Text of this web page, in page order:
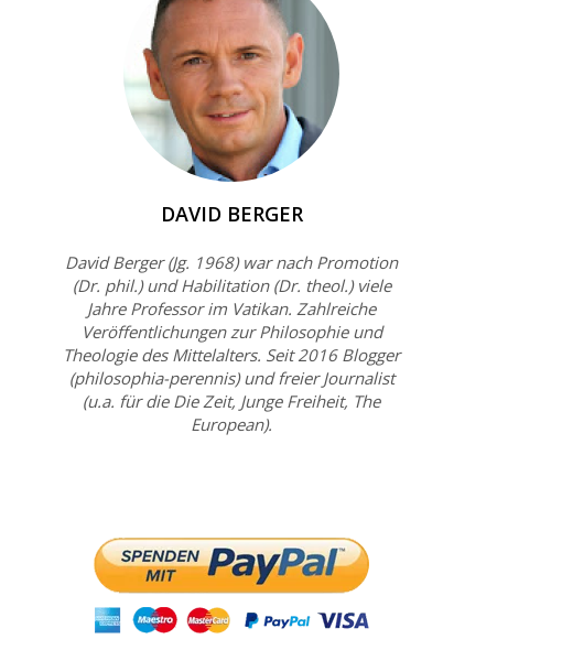
DAVID BERGER
David Berger (Jg. 1968) war nach Promotion
(Dr. phil.) und Habilitation (Dr. theol.) viele
Jahre Professor im Vatikan. Zahlreiche
Veröffentlichungen zur Philosophie und
Theologie des Mittelalters. Seit 2016 Blogger
(philosophia-perennis) und freier Journalist
(u.a. für die Die Zeit, Junge Freiheit, The
European).